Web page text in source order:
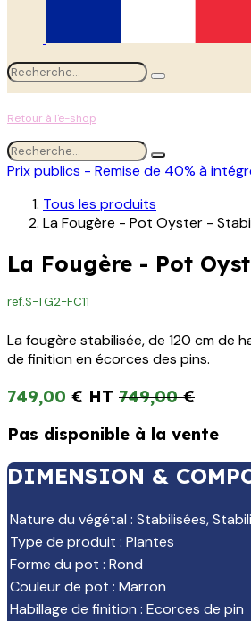
Retour à l'e-shop
Prix publics - Remise de 40% à
Tous les produits
La Fougère - Pot Oyster -
La Fougère - Pot
ref.S-TG2-FC11
La fougère stabilisée, de 120 cm de
de finition en écorces des pins.
749,00 € 749,00€
Pas disponible à la vente
DIMENSION &
Nature du végétal : Stabilisées,
Type de produit : Plantes
Forme du pot : Rond
Couleur de pot : Marron
Habillage de finition : Ecorces de pin